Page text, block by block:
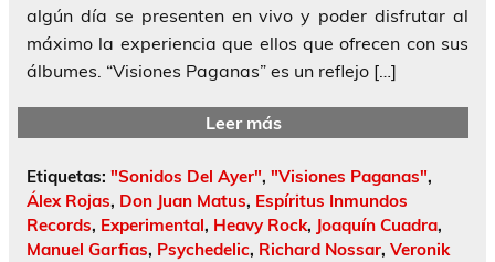
algún día se presenten en vivo y poder disfrutar al
máximo la experiencia que ellos que ofrecen con sus
álbumes. “Visiones Paganas” es un reflejo […]
Leer más
Etiquetas: "Sonidos Del Ayer", "Visiones Paganas",
Álex Rojas, Don Juan Matus, Espíritus Inmundos
Records, Experimental, Heavy Rock, Joaquín Cuadra,
Manuel Garfias, Psychedelic, Richard Nossar, Veronik